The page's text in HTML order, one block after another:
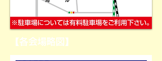
【各会場略図】